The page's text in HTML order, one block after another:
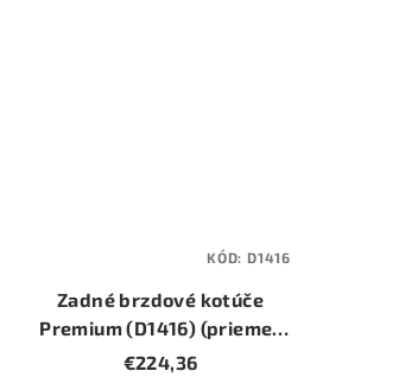
Zadné brzdové kotúče
Premium (D1416) (priemer
310mm)
€224,36
KÓD: D1416